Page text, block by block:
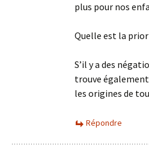
plus pour nos
Quelle est la
S’il y a des
trouve
les origines de
Répondre